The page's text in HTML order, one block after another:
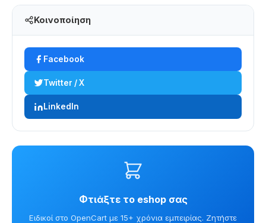
Κοινοποίηση
Facebook
Twitter / X
LinkedIn
Φτιάξτε το eshop σας
Ειδικοί στο OpenCart με 15+ χρόνια εμπειρίας. Ζητήστε